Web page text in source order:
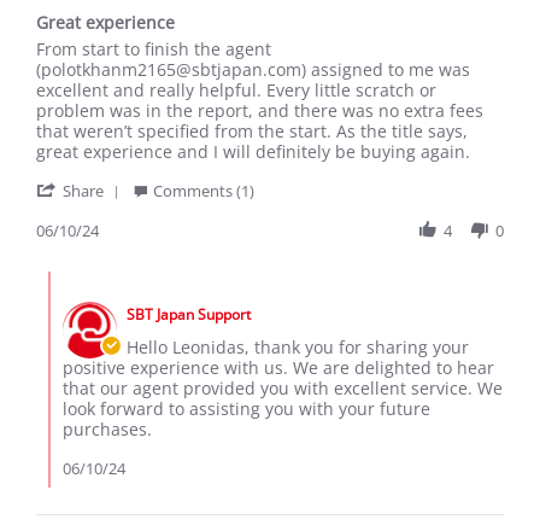
Great experience
Review
by
Leonidas
G.
on
10
2024
review
stating
Great
experience
From start to finish the agent
(polotkhanm2165@sbtjapan.com) assigned to me was
excellent and really helpful. Every little scratch or
problem was in the report, and there was no extra fees
that weren’t specified from the start. As the title says,
great experience and I will definitely be buying again.
Share
on
Jun
2024
Comments (1)
06/10/24
4 0
Store
Owner
on
Review
by
Leonidas
G.
on
10
SBT Japan Support
Hello Leonidas, thank you for sharing your
positive experience with us. We are delighted to hear
that our agent provided you with excellent service. We
look forward to assisting you with your future
purchases.
06/10/24